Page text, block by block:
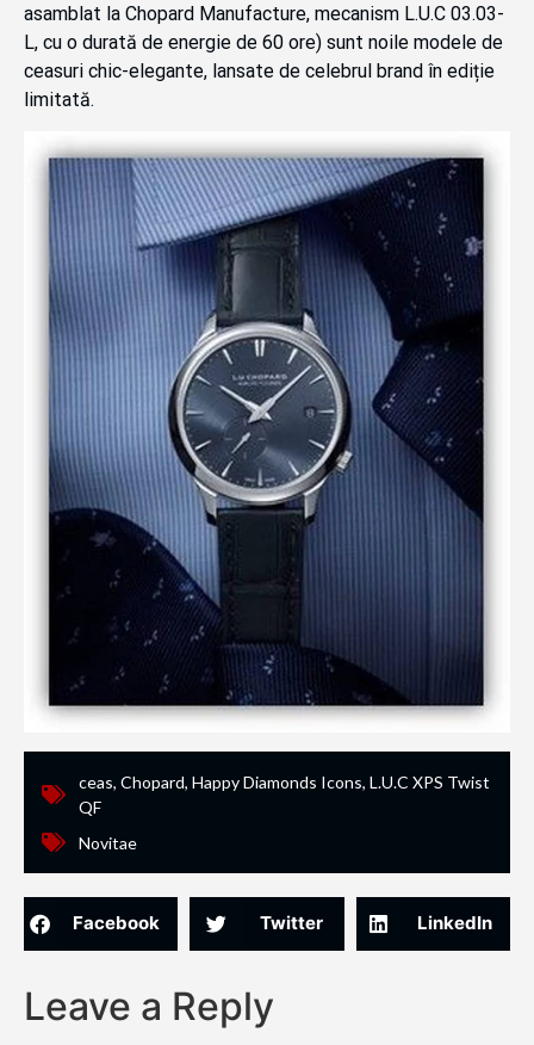
asamblat la Chopard Manufacture, mecanism L.U.C 03.03-
L, cu o durată de energie de 60 ore) sunt noile modele de
ceasuri chic-elegante, lansate de celebrul brand în ediție
limitată.
ceas, Chopard, Happy Diamonds Icons, L.U.C XPS Twist
QF
Novitae
Facebook Twitter LinkedIn
Leave a Reply